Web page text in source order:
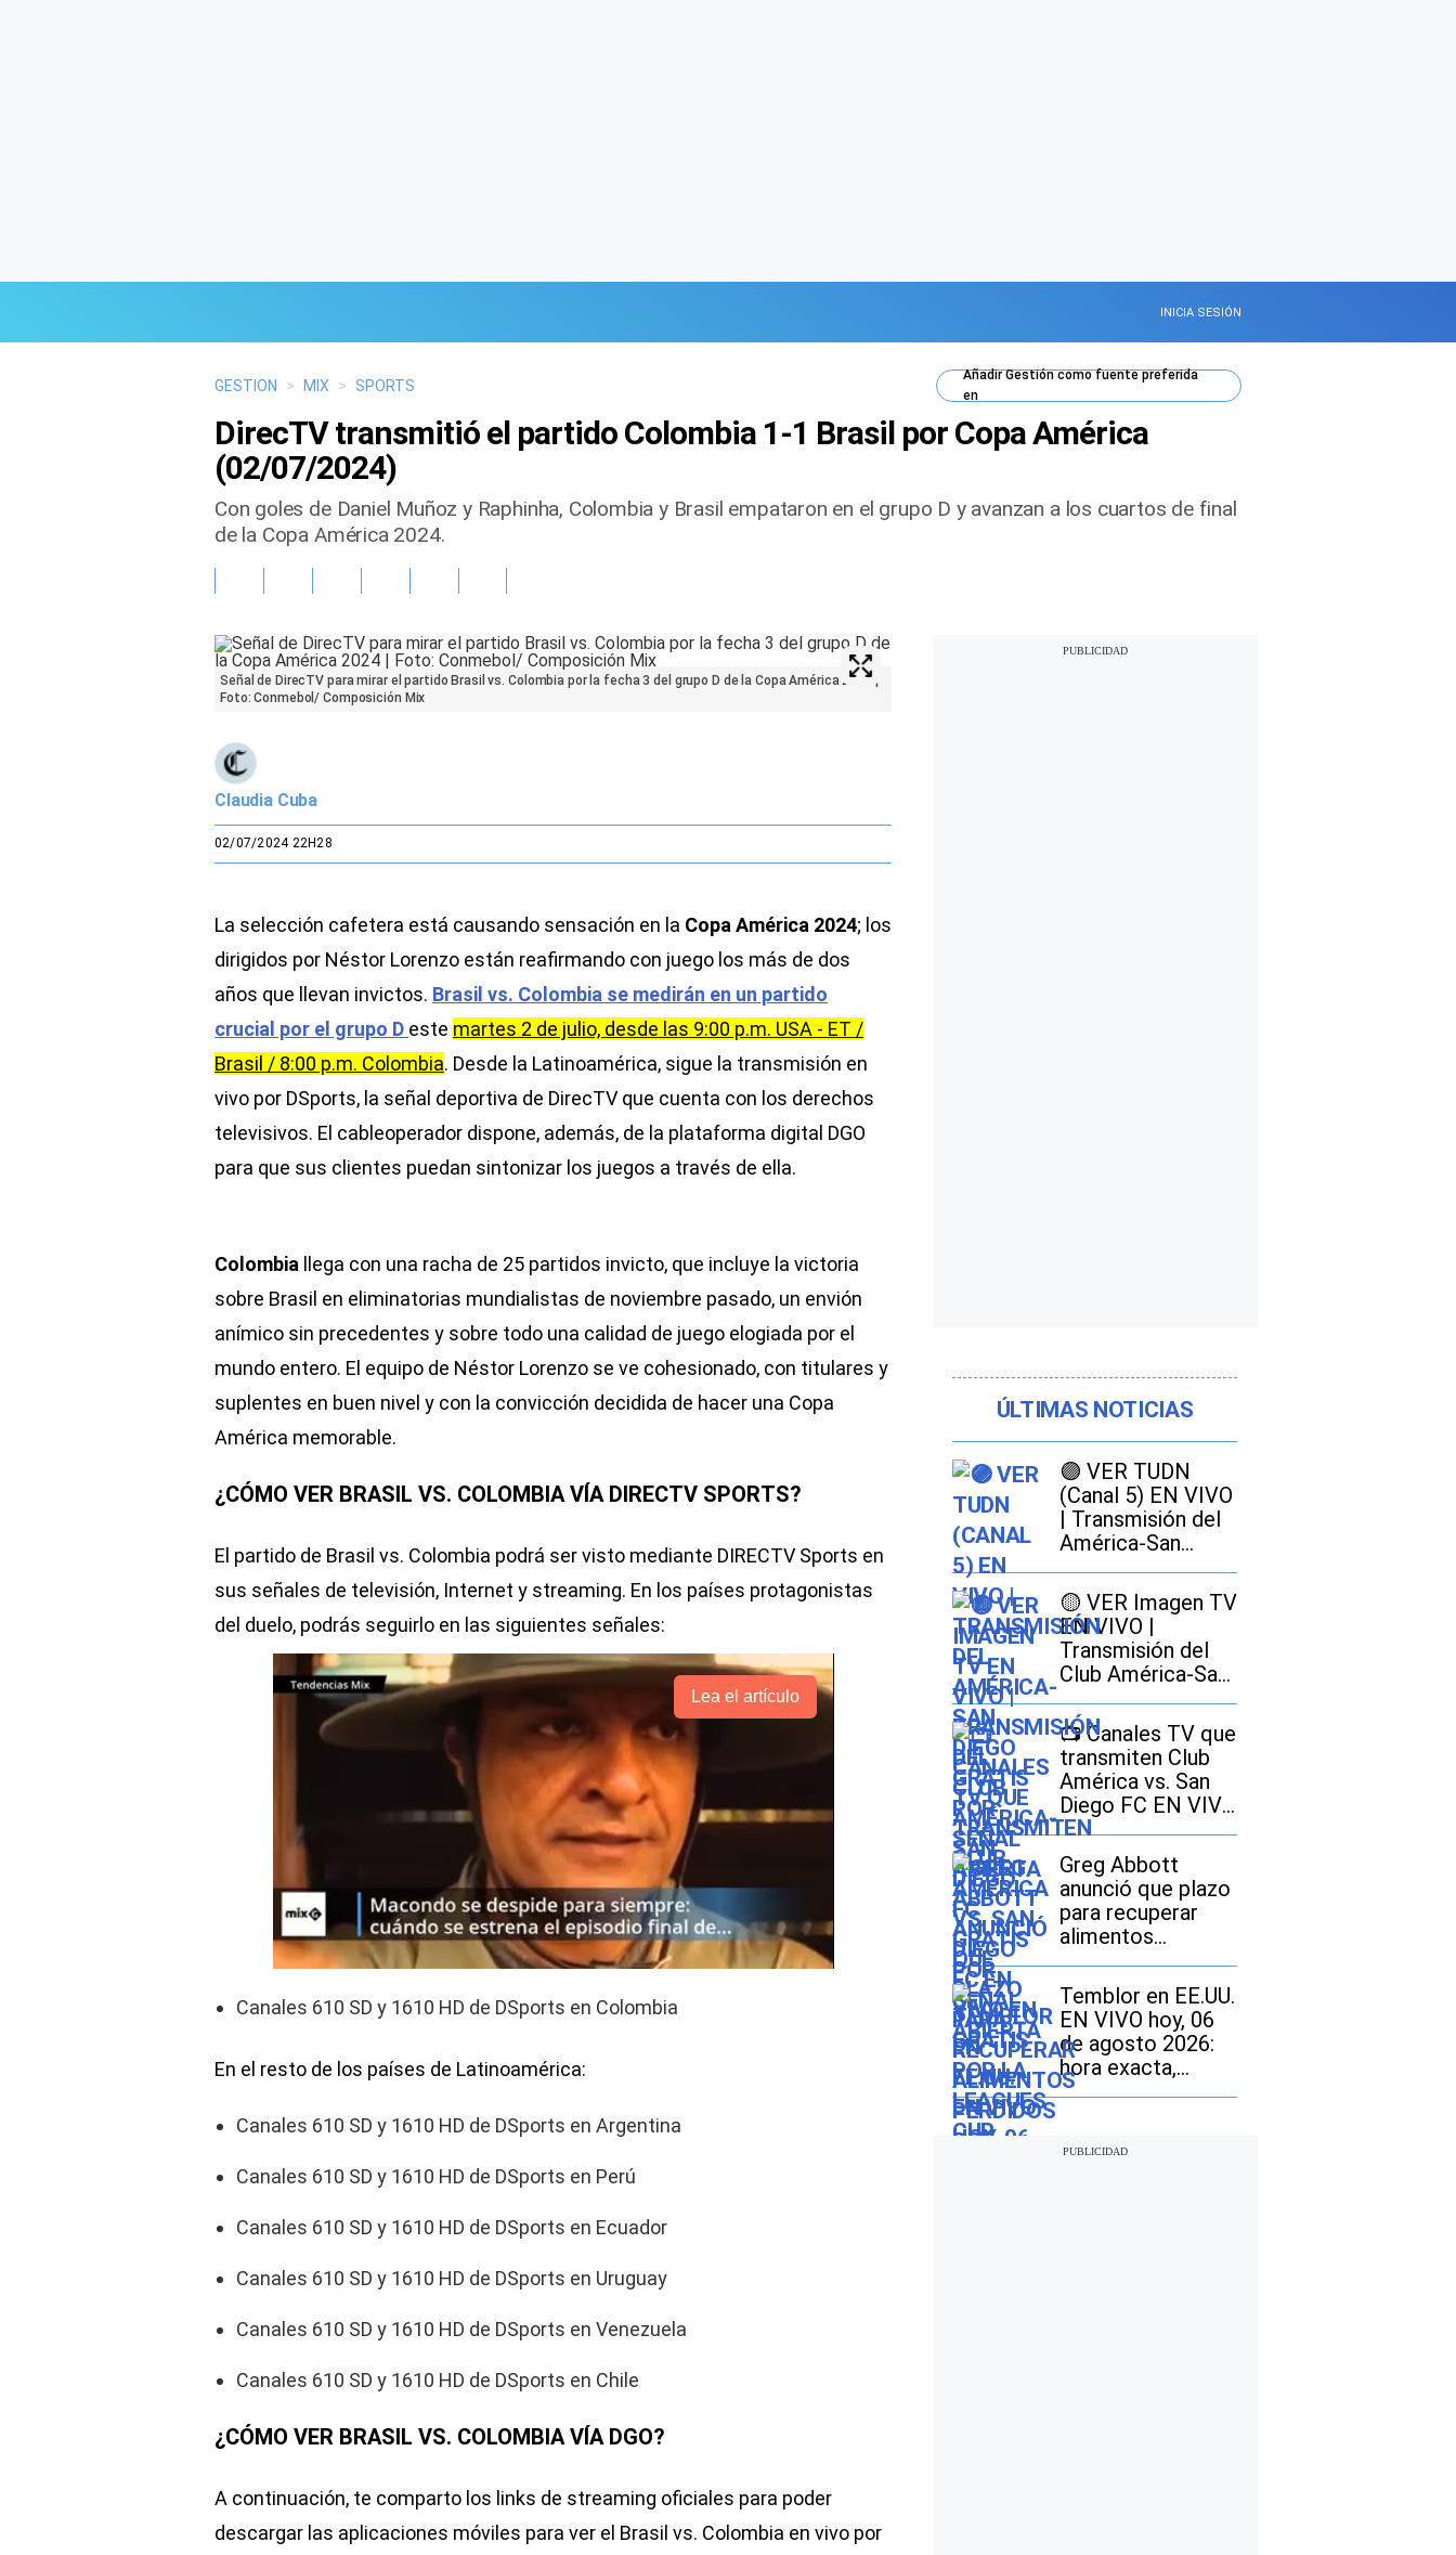
INICIA SESIÓN
GESTION > MIX > SPORTS
AñadirGestióncomo fuente preferida
en
DirecTV transmitió el partido Colombia 1-1 Brasil por Copa América
(02/07/2024)
Con goles de Daniel Muñoz y Raphinha, Colombia y Brasil empataron en el grupo D y avanzan a los cuartos de final
de la Copa América 2024.
Señal de DirecTV para mirar el partido Brasil vs. Colombia por la fecha 3 del grupo D de la Copa América 2024 |
Foto: Conmebol/ Composición Mix
Claudia Cuba
02/07/2024 22H28
La selección cafetera está causando sensación en la Copa América 2024; los
dirigidos por Néstor Lorenzo están reafirmando con juego los más de dos
años que llevan invictos. Brasil vs. Colombia se medirán en un partido
crucial por el grupo D este martes 2 de julio, desde las 9:00 p.m. USA - ET /
Brasil / 8:00 p.m. Colombia. Desde la Latinoamérica, sigue la transmisión en
vivo por DSports, la señal deportiva de DirecTV que cuenta con los derechos
televisivos. El cableoperador dispone, además, de la plataforma digital DGO
para que sus clientes puedan sintonizar los juegos a través de ella.
Colombia
llega con una racha de 25 partidos invicto, que incluye la victoria
sobre Brasil en eliminatorias mundialistas de noviembre pasado, un envión
anímico sin precedentes y sobre todo una calidad de juego elogiada por el
mundo entero. El equipo de Néstor Lorenzo se ve cohesionado, con titulares y
suplentes en buen nivel y con la convicción decidida de hacer una Copa
América memorable.
¿CÓMO VER BRASIL VS. COLOMBIA VÍA DIRECTV SPORTS?
El partido de Brasil vs. Colombia podrá ser visto mediante DIRECTV Sports en
sus señales de televisión, Internet y streaming. En los países protagonistas
del duelo, podrás seguirlo en las siguientes señales:
Lea el artículo
Canales 610 SD y 1610 HD de DSports en Colombia
En el resto de los países de Latinoamérica:
Canales 610 SD y 1610 HD de DSports en Argentina
Canales 610 SD y 1610 HD de DSports en Perú
Canales 610 SD y 1610 HD de DSports en Ecuador
Canales 610 SD y 1610 HD de DSports en Uruguay
Canales 610 SD y 1610 HD de DSports en Venezuela
Canales 610 SD y 1610 HD de DSports en Chile
¿CÓMO VER BRASIL VS. COLOMBIA VÍA DGO?
A continuación, te comparto los links de streaming oficiales para poder
descargar las aplicaciones móviles para ver el Brasil vs. Colombia en vivo por
ÚLTIMAS NOTICIAS
🟣 VER TUDN
(Canal 5) EN VIVO
| Transmisión del
América-San
Diego GRATIS por
señal abierta
🟡 VER Imagen TV
EN VIVO |
Transmisión del
Club América-San
Diego FC GRATIS
por señal abierta
📺 Canales TV que
transmiten Club
América vs. San
Diego FC EN VIVO
EN GRATIS por la
Leagues Cup 2026
Greg Abbott
anunció que plazo
para recuperar
alimentos
perdidos por
inundaciones en
Texas vencerá el
12 de agosto:
cómo realizar el
trámite si soy
beneficiario de
Temblor en EE.UU.
EN VIVO hoy, 06
de agosto 2026:
hora exacta,
magnitud y dónde